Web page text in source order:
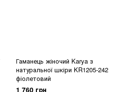
Гаманець жіночий Karya з
натуральної шкіри KR1205-242
фіолетовий
1 760 грн